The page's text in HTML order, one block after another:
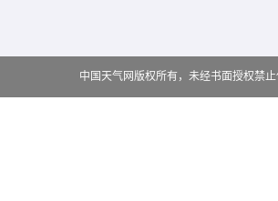
中国天气网版权所有，未经书面授权